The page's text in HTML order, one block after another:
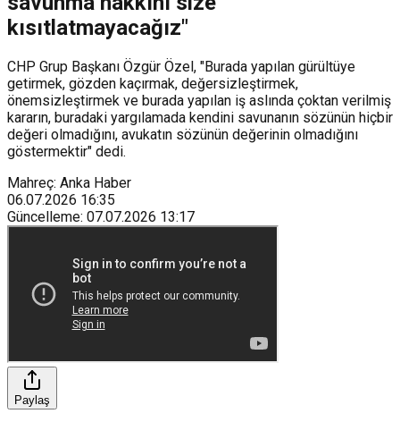
kısıtlatmayacağız"
CHP Grup Başkanı Özgür Özel, "Burada yapılan gürültüye
getirmek, gözden kaçırmak, değersizleştirmek,
önemsizleştirmek ve burada yapılan iş aslında çoktan verilmiş
kararın, buradaki yargılamada kendini savunanın sözünün hiçbir
değeri olmadığını, avukatın sözünün değerinin olmadığını
göstermektir" dedi.
Mahreç: Anka Haber
06.07.2026 16:35
Güncelleme: 07.07.2026 13:17
Paylaş